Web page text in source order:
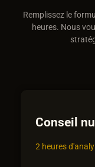
Remplissez le
heures. Nous
Conseil
2 heures